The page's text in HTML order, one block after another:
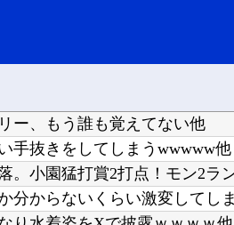
ー、もう誰も覚えてない他
手抜きをしてしまうwwwww他